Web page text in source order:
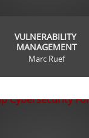
VULNERABILITY
MANAGEMENT
Marc Ruef